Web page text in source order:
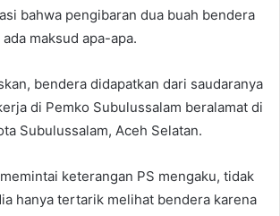
bahwa pengibaran dua buah bendera
maksud apa-apa.
bendera didapatkan dari saudaranya
di Pemko Subulussalam beralamat di
Subulussalam, Aceh Selatan.
keterangan PS mengaku, tidak
hanya tertarik melihat bendera karena